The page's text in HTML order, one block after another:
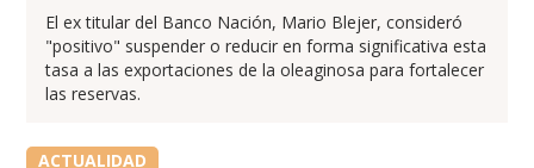
El ex titular del Banco Nación, Mario Blejer, consideró
"positivo" suspender o reducir en forma significativa esta
tasa a las exportaciones de la oleaginosa para fortalecer
las reservas.
ACTUALIDAD